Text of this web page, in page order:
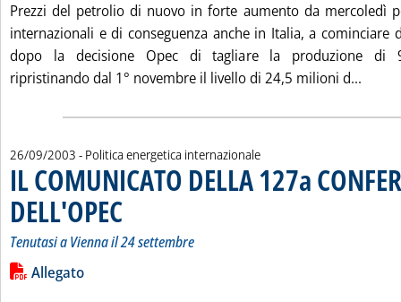
Prezzi del petrolio di nuovo in forte aumento da mercoledì
internazionali e di conseguenza anche in Italia, a cominciare
dopo la decisione Opec di tagliare la produzione di
ripristinando dal 1° novembre il livello di 24,5 milioni d...
26/09/2003 - Politica energetica internazionale
IL COMUNICATO DELLA 127a
DELL'OPEC. Sottotitolo: Tenutasi a Vienna il 24 settembre
. Pubblicata venerdì 26 settembre 2003 alle 15.25.
Tenutasi a Vienna il 24 settembre
Leggi tutta la notizia: 'IL COMUNICATO DELLA 127a
Lista allegati PDF alla notizia
Allegato